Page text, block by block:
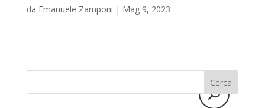
I tirocinanti
da Emanuele Zamponi | Mag 9, 2023
Cerca